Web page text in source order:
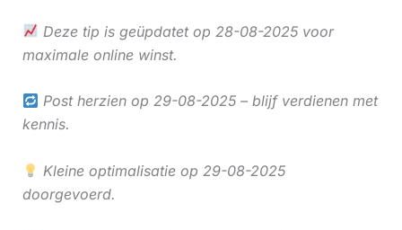
Deze tip is geüpdatet op 28-08-2025 voor
maximale online winst.
Post herzien op 29-08-2025 – blijf verdienen met
kennis.
Kleine optimalisatie op 29-08-2025
doorgevoerd.